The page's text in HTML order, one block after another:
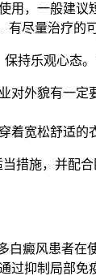
，一般建议
尽量治疗的
持乐观心态
对外貌有一
着宽松舒适
措施，并配
白癜风患者
过抑制局部